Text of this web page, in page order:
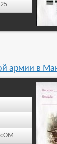
армии в